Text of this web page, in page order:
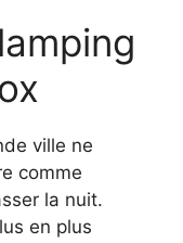
ville ne
comme
la nuit.
en plus